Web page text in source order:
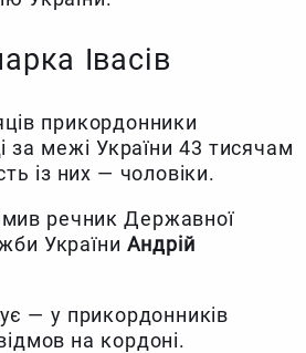
Івасів
прикордонники
за межі України 43 тисячам
із них — чоловіки.
речник Державної
України Андрій
— у прикордонників
на кордоні.